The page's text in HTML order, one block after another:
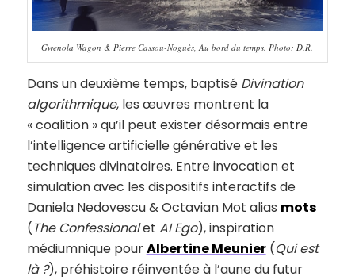
Gwenola Wagon & Pierre Cassou-Noguès, Au bord du temps. Photo: D.R.
Dans un deuxième temps, baptiséDivination
algorithmique, les œuvres montrent la
« coalition » qu’il peut exister désormais entre
l’intelligence artificielle générative et les
techniques divinatoires. Entre invocation et
simulation avec les dispositifs interactifs de
Daniela Nedovescu & Octavian Mot alias mots
(The Confessionalet AI Ego), inspiration
médiumnique pourAlbertine Meunier(Qui est
là ?), préhistoire réinventée à l’aune du futur